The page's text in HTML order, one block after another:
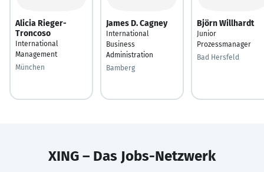
Alicia Rieger-
Troncoso
International
Management
München
James D. Cagney
International
Business
Administration
Bamberg
Björn Willhardt
Junior
Prozessmanager
Bad Hersfeld
XING – Das Jobs-Netzwerk